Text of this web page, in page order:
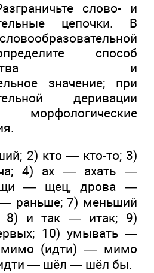
слово- и
цепочки. В
способ
и
значение; при
деривации
морфологические
2) кто — кто-то; 3)
4) ах — ахать —
щи — щец, дрова —
раньше; 7) меньший
8) и так — итак; 9)
10) умывать —
мимо (идти) — мимо
— шёл — шёл бы.